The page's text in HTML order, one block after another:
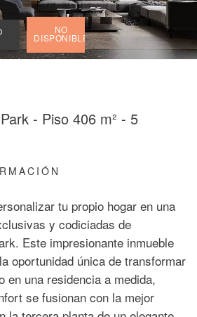
NO
DISPONIBLE
- Piso 406 m² - 5
tu propio hogar en una
y codiciadas de
Este impresionante inmueble
oportunidad única de transformar
en una residencia a medida,
se fusionan con la mejor